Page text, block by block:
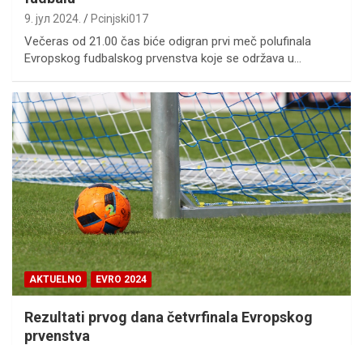
9. јул 2024. Pcinjski017
Večeras od 21.00 čas biće odigran prvi meč polufinala
Evropskog fudbalskog prvenstva koje se održava u…
AKTUELNO EVRO 2024
Rezultati prvog dana četvrfinala Evropskog
prvenstva